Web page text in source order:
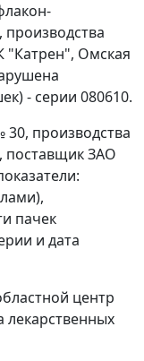
Омская
- серии 080610.
30, производства
поставщик ЗАО
пачек
и дата
центр
лекарственных